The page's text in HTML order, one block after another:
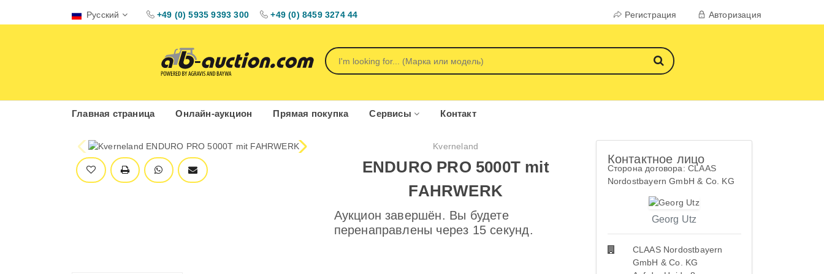
Русский +49 (0) 5935 9393 300 +49 (0) 8459 3274 44 Регистрация Авторизация
Главная страница Онлайн-аукцион Прямая покупка Сервисы Контакт
Kverneland
ENDURO PRO 5000T mit
FAHRWERK
Аукцион завершён. Вы будете
перенаправлены через 15 секунд.
Контактное лицо
Сторона договора: CLAAS
Nordostbayern GmbH & Co. KG
Georg Utz
CLAAS Nordostbayern
GmbH & Co. KG